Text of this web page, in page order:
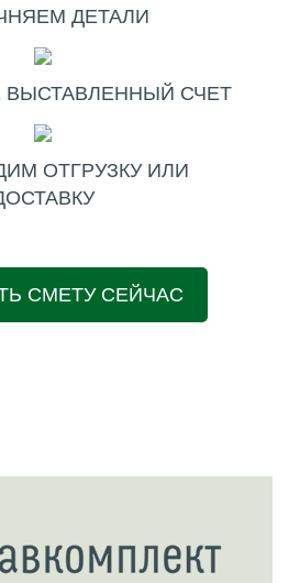
ДЕТАЛИ
ВЫСТАВЛЕННЫЙ СЧЕТ
ОТГРУЗКУ ИЛИ
СМЕТУ СЕЙЧАС